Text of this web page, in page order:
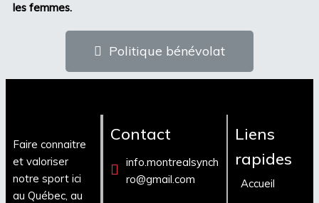
les femmes.
Politique bénévolat
Faire connaitre
et valoriser
notre sport ici
au Québec, au
Contact
info.montrealsynch
ro@gmail.com
Liens
rapides
Accueil